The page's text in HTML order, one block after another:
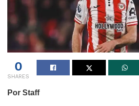
0
SHARES
Por Staff